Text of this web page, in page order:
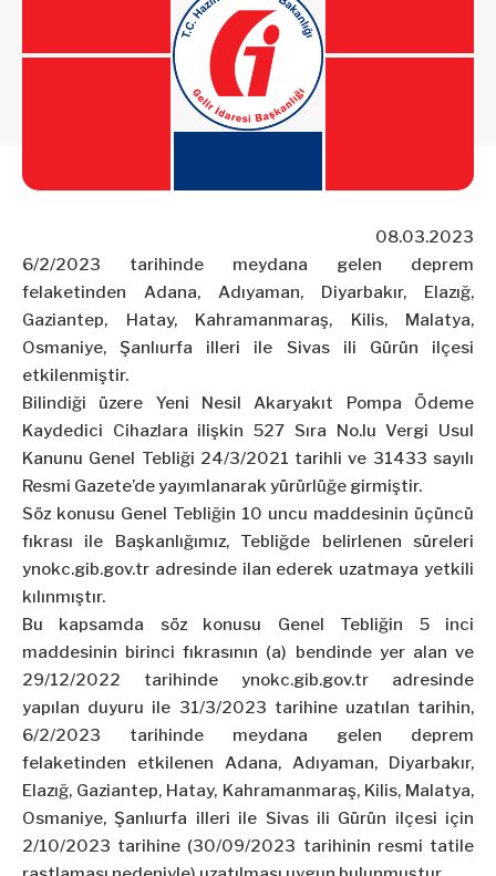
08.03.2023
6/2/2023 tarihinde meydana gelen deprem
felaketinden Adana, Adıyaman, Diyarbakır, Elazığ,
Gaziantep, Hatay, Kahramanmaraş, Kilis, Malatya,
Osmaniye, Şanlıurfa illeri ile Sivas ili Gürün ilçesi
etkilenmiştir.
Bilindiği üzere Yeni Nesil Akaryakıt Pompa Ödeme
Kaydedici Cihazlara ilişkin 527 Sıra No.lu Vergi Usul
Kanunu Genel Tebliği 24/3/2021 tarihli ve 31433 sayılı
Resmi Gazete’de yayımlanarak yürürlüğe girmiştir.
Söz konusu Genel Tebliğin 10 uncu maddesinin üçüncü
fıkrası ile Başkanlığımız, Tebliğde belirlenen süreleri
ynokc.gib.gov.tr adresinde ilan ederek uzatmaya yetkili
kılınmıştır.
Bu kapsamda söz konusu Genel Tebliğin 5 inci
maddesinin birinci fıkrasının (a) bendinde yer alan ve
29/12/2022 tarihinde ynokc.gib.gov.tr adresinde
yapılan duyuru ile 31/3/2023 tarihine uzatılan tarihin,
6/2/2023 tarihinde meydana gelen deprem
felaketinden etkilenen Adana, Adıyaman, Diyarbakır,
Elazığ, Gaziantep, Hatay, Kahramanmaraş, Kilis, Malatya,
Osmaniye, Şanlıurfa illeri ile Sivas ili Gürün ilçesi için
2/10/2023 tarihine (30/09/2023 tarihinin resmi tatile